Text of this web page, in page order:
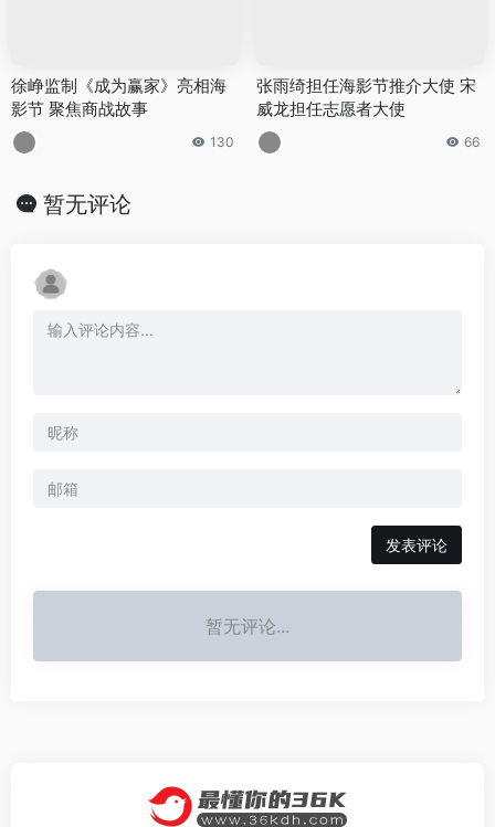
徐峥监制《成为赢家》亮相海
影节 聚焦商战故事
130
张雨绮担任海影节推介大使 宋
威龙担任志愿者大使
66
暂无评论
发表评论
暂无评论...